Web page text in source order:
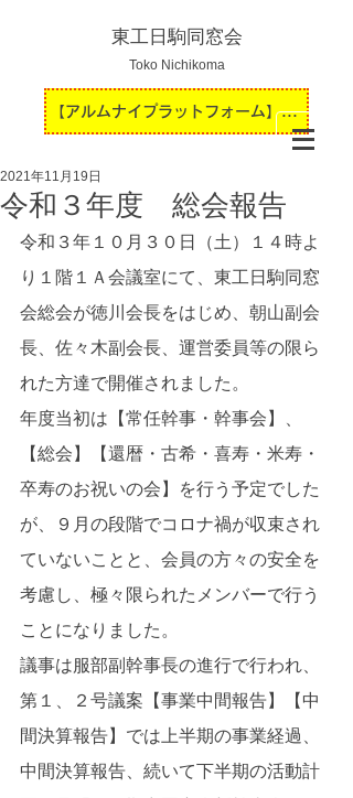
東工日駒同窓会
Toko Nichikoma
【アルムナイプラットフォーム】運用開始のお知らせ
令和３年度 総会報告
2021年11月19日
令和３年１０月３０日（土）１４時よ
り１階１Ａ会議室にて、東工日駒同窓
会総会が徳川会長をはじめ、朝山副会
長、佐々木副会長、運営委員等の限ら
れた方達で開催されました。
年度当初は【常任幹事・幹事会】、
【総会】【還暦・古希・喜寿・米寿・
卒寿のお祝いの会】を行う予定でした
が、９月の段階でコロナ禍が収束され
ていないことと、会員の方々の安全を
考慮し、極々限られたメンバーで行う
ことになりました。
議事は服部副幹事長の進行で行われ、
第１、２号議案【事業中間報告】【中
間決算報告】では上半期の事業経過、
中間決算報告、続いて下半期の活動計